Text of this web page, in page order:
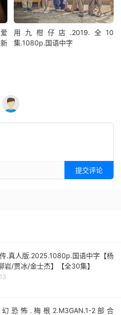
用九柑仔店.2019.全10
集.1080p.国语中字
提交评论
.真人版.2025.1080p.国语中字【杨
岩/贾冰/金士杰】【全30集】
恐怖.梅根2.M3GAN.1-2部合